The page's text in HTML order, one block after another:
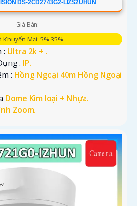
DS-2CD2743G2-LIZS2UHUN
Giá Bán:
Khuyến Mại: 5%-35%
: Ultra 2k + .
: IP.
: Hồng Ngoại 40m Hồng Ngoại
Dome Kim loại + Nhựa.
Zoom.